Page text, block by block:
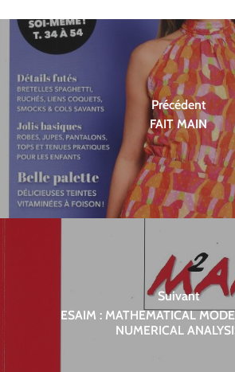
Précédent
FAIT MAIN
Suivant
ESAIM : MATHEMATICAL
NUMERICAL